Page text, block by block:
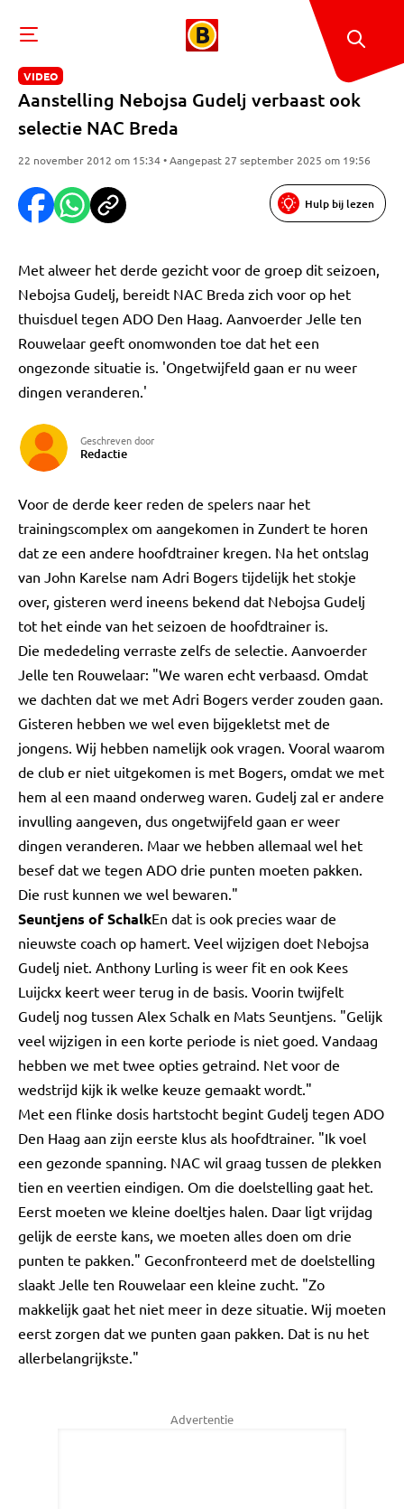
VIDEO
Aanstelling Nebojsa Gudelj verbaast ook
selectie NAC Breda
22 november 2012 om 15:34 • Aangepast 27 september 2025 om 19:56
Hulp bij lezen
Met alweer het derde gezicht voor de groep dit seizoen,
Nebojsa Gudelj, bereidt NAC Breda zich voor op het
thuisduel tegen ADO Den Haag. Aanvoerder Jelle ten
Rouwelaar geeft onomwonden toe dat het een
ongezonde situatie is. 'Ongetwijfeld gaan er nu weer
dingen veranderen.'
Geschreven door
Redactie
Voor de derde keer reden de spelers naar het
trainingscomplex om aangekomen in Zundert te horen
dat ze een andere hoofdtrainer kregen. Na het ontslag
van John Karelse nam Adri Bogers tijdelijk het stokje
over, gisteren werd ineens bekend dat Nebojsa Gudelj
tot het einde van het seizoen de hoofdtrainer is.
Die mededeling verraste zelfs de selectie. Aanvoerder
Jelle ten Rouwelaar: "We waren echt verbaasd. Omdat
we dachten dat we met Adri Bogers verder zouden gaan.
Gisteren hebben we wel even bijgekletst met de
jongens. Wij hebben namelijk ook vragen. Vooral waarom
de club er niet uitgekomen is met Bogers, omdat we met
hem al een maand onderweg waren. Gudelj zal er andere
invulling aangeven, dus ongetwijfeld gaan er weer
dingen veranderen. Maar we hebben allemaal wel het
besef dat we tegen ADO drie punten moeten pakken.
Die rust kunnen we wel bewaren."
Seuntjens of SchalkEn dat is ook precies waar de
nieuwste coach op hamert. Veel wijzigen doet Nebojsa
Gudelj niet. Anthony Lurling is weer fit en ook Kees
Luijckx keert weer terug in de basis. Voorin twijfelt
Gudelj nog tussen Alex Schalk en Mats Seuntjens. "Gelijk
veel wijzigen in een korte periode is niet goed. Vandaag
hebben we met twee opties getraind. Net voor de
wedstrijd kijk ik welke keuze gemaakt wordt."
Met een flinke dosis hartstocht begint Gudelj tegen ADO
Den Haag aan zijn eerste klus als hoofdtrainer. "Ik voel
een gezonde spanning. NAC wil graag tussen de plekken
tien en veertien eindigen. Om die doelstelling gaat het.
Eerst moeten we kleine doeltjes halen. Daar ligt vrijdag
gelijk de eerste kans, we moeten alles doen om drie
punten te pakken." Geconfronteerd met de doelstelling
slaakt Jelle ten Rouwelaar een kleine zucht. "Zo
makkelijk gaat het niet meer in deze situatie. Wij moeten
eerst zorgen dat we punten gaan pakken. Dat is nu het
allerbelangrijkste."
Advertentie